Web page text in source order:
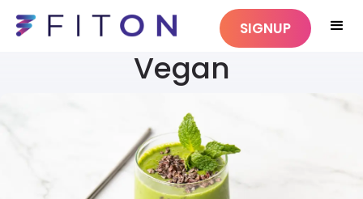
SIGNUP
Vegan